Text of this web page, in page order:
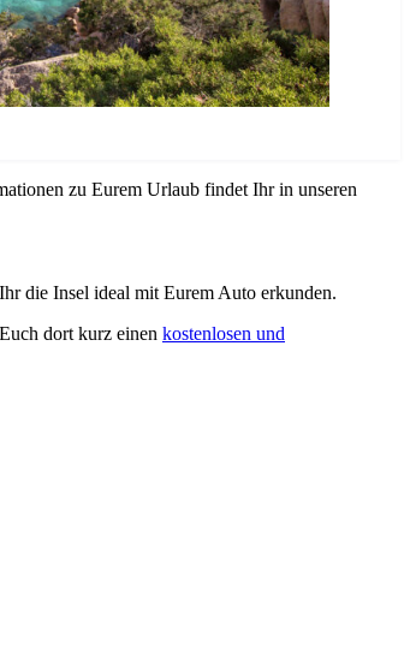
zu Eurem Urlaub findet Ihr in unseren
die Insel ideal mit Eurem Auto erkunden.
dort kurz einen kostenlosen und